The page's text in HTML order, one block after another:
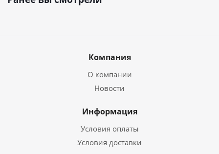
Компания
О компании
Новости
Информация
Условия оплаты
Условия доставки